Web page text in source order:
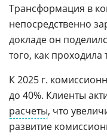
Трансформация в
непосредственно
докладе он
того, как
К 2025 г.
до 40%. Клиенты
расчеты, что
развитие